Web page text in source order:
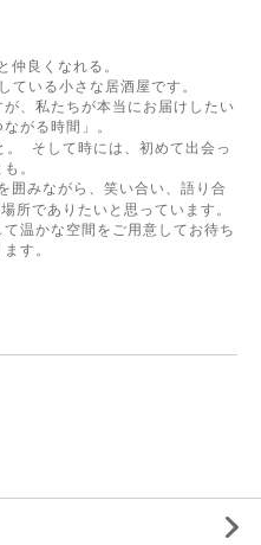
仲良くなれる。
いる小さな居酒屋です。
、私たちが本当にお届けしたい
がる時間」。
。 そして時には、初めて出会っ
。
囲みながら、笑い合い、語り合
所でありたいと思っています。
温かな空間をご用意してお待ち
す。